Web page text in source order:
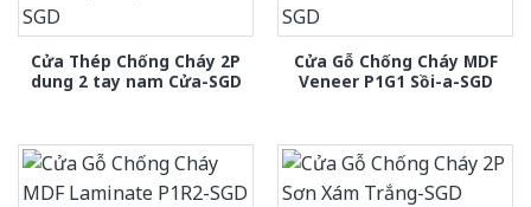
Cửa Thép Chống Cháy 2P
dung 2 tay nam Cửa-SGD
Cửa Gỗ Chống Cháy MDF
Veneer P1G1 Sồi-a-SGD